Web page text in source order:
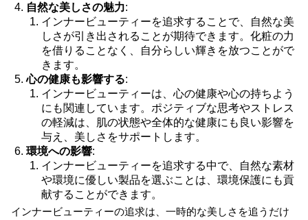
自然な美しさの魅力:
インナービューティーを追求することで、自然な美
しさが引き出されることが期待できます。化粧の力
を借りることなく、自分らしい輝きを放つことがで
きます。
心の健康も影響する:
インナービューティーは、心の健康や心の持ちよう
にも関連しています。ポジティブな思考やストレス
の軽減は、肌の状態や全体的な健康にも良い影響を
与え、美しさをサポートします。
環境への影響:
インナービューティーを追求する中で、自然な素材
や環境に優しい製品を選ぶことは、環境保護にも貢
献することができます。
インナービューティーの追求は、一時的な美しさを追うだけ